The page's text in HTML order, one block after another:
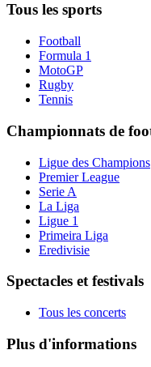
Tous les sports
Football
Formula 1
MotoGP
Rugby
Tennis
Championnats de
Ligue des Champions
Premier League
Serie A
La Liga
Ligue 1
Primeira Liga
Eredivisie
Spectacles et festivals
Tous les concerts
Plus d'informations